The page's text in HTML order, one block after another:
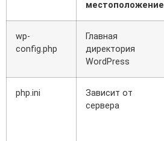
местоположение
wp-
config.php
Главная
директория
WordPress
php.ini
Зависит от
сервера